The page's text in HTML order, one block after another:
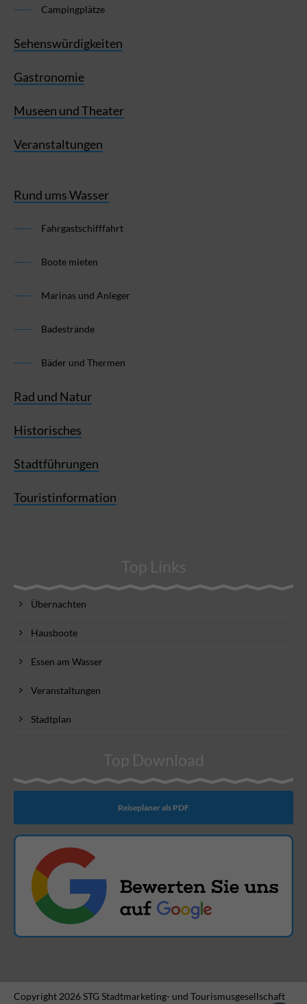
Campingplätze
Sehenswürdigkeiten
Gastronomie
Museen und Theater
Veranstaltungen
Rund ums Wasser
Fahrgastschifffahrt
Boote mieten
Marinas und Anleger
Badestrände
Bäder und Thermen
Rad und Natur
Historisches
Stadtführungen
Touristinformation
Top Links
Übernachten
Hausboote
Essen am Wasser
Veranstaltungen
Stadtplan
Top Download
Reiseplaner als PDF
Copyright 2026 STG Stadtmarketing- und Tourismusgesellschaft